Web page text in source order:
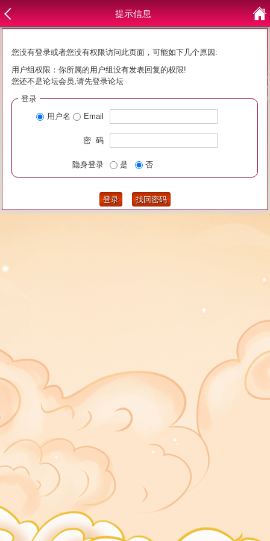
提示信息
您没有登录或者您没有权限访问此页面，可能如下几个原因:
用户组权限：你所属的用户组没有发表回复的权限!
您还不是论坛会员,请先登录论坛
登录
用户名
Email
密 码
隐身登录 是 否